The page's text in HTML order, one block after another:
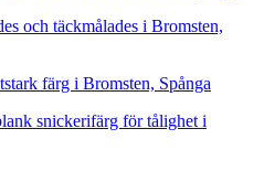
och täckmålades i Bromsten,
färg i Bromsten, Spånga
snickerifärg för tålighet i